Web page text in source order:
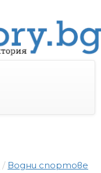
Водни спортове